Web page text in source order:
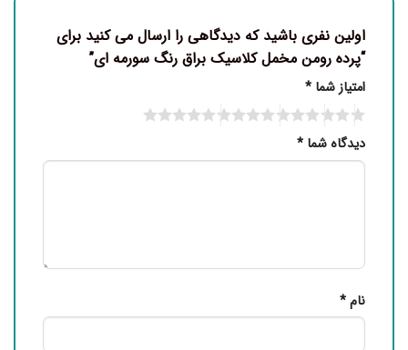
اولین نفری باشید که دیدگاهی را ارسال می کنید برای
“پرده رومن مخمل کلاسیک براق رنگ سورمه ای”
امتیاز شما *
دیدگاه شما *
نام*